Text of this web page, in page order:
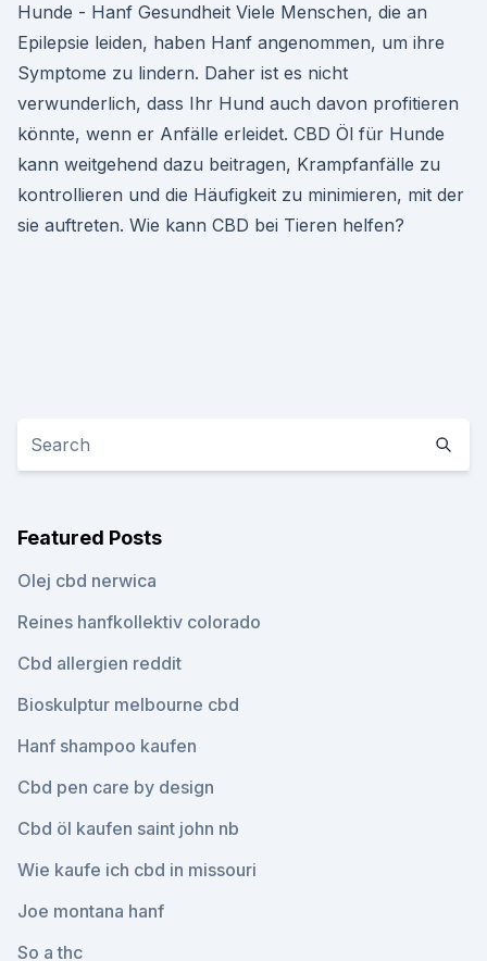
Hunde - Hanf Gesundheit Viele Menschen, die an
Epilepsie leiden, haben Hanf angenommen, um ihre
Symptome zu lindern. Daher ist es nicht
verwunderlich, dass Ihr Hund auch davon profitieren
könnte, wenn er Anfälle erleidet. CBD Öl für Hunde
kann weitgehend dazu beitragen, Krampfanfälle zu
kontrollieren und die Häufigkeit zu minimieren, mit der
sie auftreten. Wie kann CBD bei Tieren helfen?
Featured Posts
Olej cbd nerwica
Reines hanfkollektiv colorado
Cbd allergien reddit
Bioskulptur melbourne cbd
Hanf shampoo kaufen
Cbd pen care by design
Cbd öl kaufen saint john nb
Wie kaufe ich cbd in missouri
Joe montana hanf
So a thc